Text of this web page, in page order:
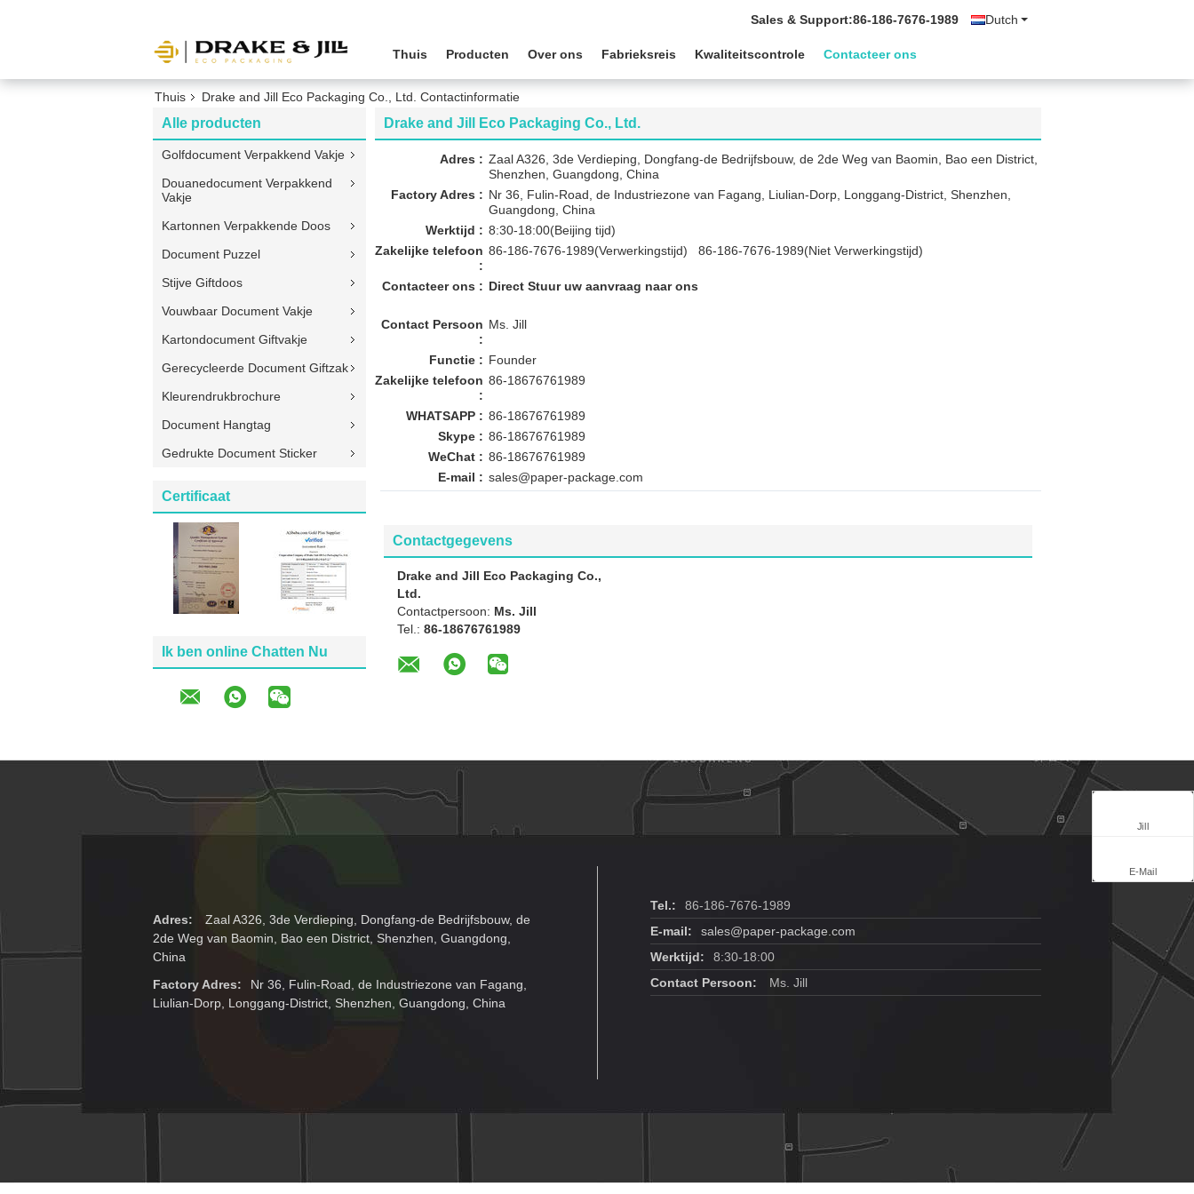
Jill
E-Mail
Dutch
Sales & Support:86-186-7676-1989
Thuis Producten Over ons Fabrieksreis Kwaliteitscontrole Contacteer ons
Thuis Drake and Jill Eco Packaging Co., Ltd. Contactinformatie
Alle producten
Golfdocument Verpakkend Vakje
Douanedocument Verpakkend
Vakje
Kartonnen Verpakkende Doos
Document Puzzel
Stijve Giftdoos
Vouwbaar Document Vakje
Kartondocument Giftvakje
Gerecycleerde Document Giftzak
Kleurendrukbrochure
Document Hangtag
Gedrukte Document Sticker
Certificaat
Ik ben online Chatten Nu
Drake and Jill Eco Packaging Co., Ltd.
Adres : Zaal A326, 3de Verdieping, Dongfang-de Bedrijfsbouw, de 2de Weg van Baomin, Bao een District,
Shenzhen, Guangdong, China
Factory Adres : Nr 36, Fulin-Road, de Industriezone van Fagang, Liulian-Dorp, Longgang-District, Shenzhen,
Guangdong, China
Werktijd : 8:30-18:00(Beijing tijd)
Zakelijke telefoon
:
86-186-7676-1989(Verwerkingstijd) 86-186-7676-1989(Niet Verwerkingstijd)
Contacteer ons : Direct Stuur uw aanvraag naar ons
Contact Persoon
:
Ms. Jill
Functie : Founder
Zakelijke telefoon
:
86-18676761989
WHATSAPP : 86-18676761989
Skype : 86-18676761989
WeChat : 86-18676761989
E-mail : sales@paper-package.com
Contactgegevens
Drake and Jill Eco Packaging Co.,
Ltd.
Contactpersoon: Ms. Jill
Tel.: 86-18676761989
Adres:
Zaal A326, 3de Verdieping, Dongfang-de Bedrijfsbouw, de
2de Weg van Baomin, Bao een District, Shenzhen, Guangdong,
China
Factory Adres:
Nr 36, Fulin-Road, de Industriezone van Fagang,
Liulian-Dorp, Longgang-District, Shenzhen, Guangdong, China
Tel.:
86-186-7676-1989
E-mail:
sales@paper-package.com
Werktijd:
8:30-18:00
Contact Persoon:
Ms. Jill